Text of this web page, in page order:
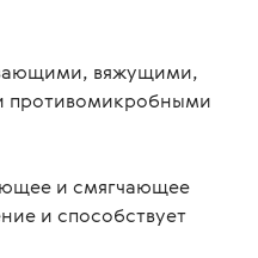
вяжущими,
противомикробными
и смягчающее
и способствует